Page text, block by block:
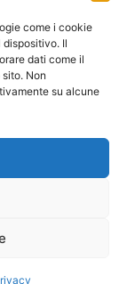
come i cookie
Il
dati come il
Non
su alcune
by